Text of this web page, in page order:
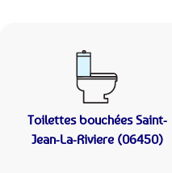
Toilettes bouchéesSaint-
Jean-La-Riviere (06450)